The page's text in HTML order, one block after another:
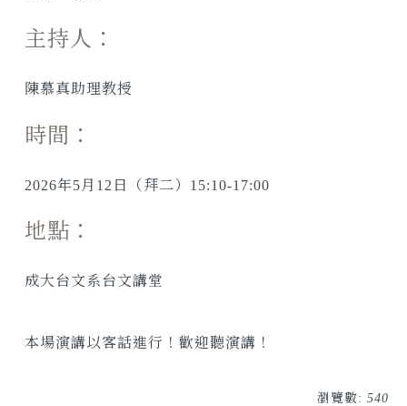
主持人：
陳慕真助理教授
時間：
2026年5月 12 日（拜二） 15:10-17:00
地點：
成大台文系台文講堂
本場演講以客話進行！歡迎聽演講！
瀏覽數: 540